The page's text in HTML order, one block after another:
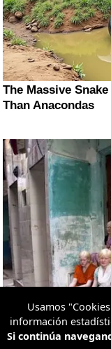
Usamos
información
Si continúa